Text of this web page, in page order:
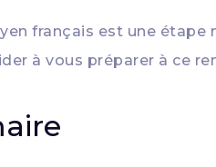
français est une
à vous préparer à ce